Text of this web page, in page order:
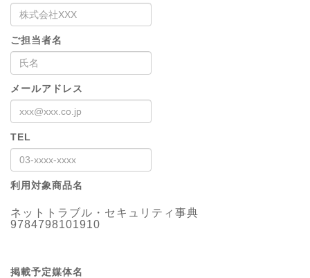
ご担当者名
メールアドレス
TEL
利用対象商品名
ネットトラブル・セキュリティ事典
9784798101910
掲載予定媒体名